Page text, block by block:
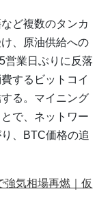
ど複数のタンカ
、原油供給への
営業日ぶりに反落
するビットコイ
る。マイニング
で、ネットワー
、BTC価格の追
強気相場再燃｜仮